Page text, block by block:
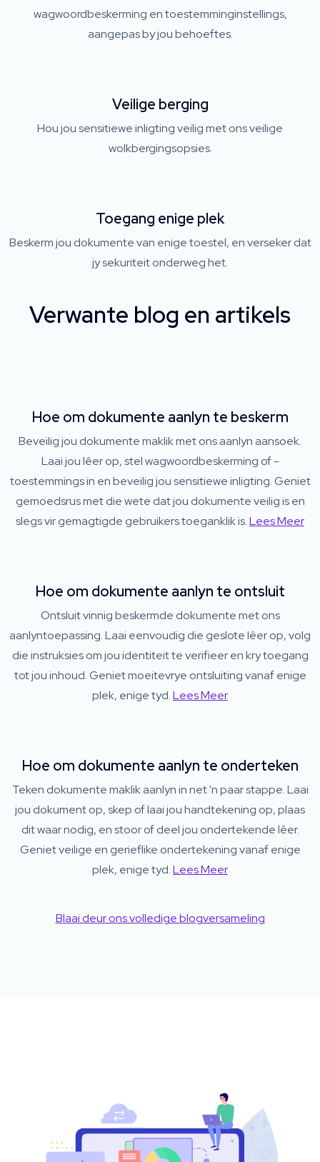
wagwoordbeskerming en toestemminginstellings,
aangepas by jou behoeftes.
Veilige berging
Hou jou sensitiewe inligting veilig met ons veilige
wolkbergingsopsies.
Toegang enige plek
Beskerm jou dokumente van enige toestel, en verseker dat
jy sekuriteit onderweg het.
Verwante blog en artikels
Hoe om dokumente aanlyn te beskerm
Beveilig jou dokumente maklik met ons aanlyn aansoek.
Laai jou lêer op, stel wagwoordbeskerming of -
toestemmings in en beveilig jou sensitiewe inligting. Geniet
gemoedsrus met die wete dat jou dokumente veilig is en
slegs vir gemagtigde gebruikers toeganklik is.Lees Meer
Hoe om dokumente aanlyn te ontsluit
Ontsluit vinnig beskermde dokumente met ons
aanlyntoepassing. Laai eenvoudig die geslote lêer op, volg
die instruksies om jou identiteit te verifieer en kry toegang
tot jou inhoud. Geniet moeitevrye ontsluiting vanaf enige
plek, enige tyd.Lees Meer
Hoe om dokumente aanlyn te onderteken
Teken dokumente maklik aanlyn in net 'n paar stappe. Laai
jou dokument op, skep of laai jou handtekening op, plaas
dit waar nodig, en stoor of deel jou ondertekende lêer.
Geniet veilige en gerieflike ondertekening vanaf enige
plek, enige tyd.Lees Meer
Blaai deur ons volledige blogversameling